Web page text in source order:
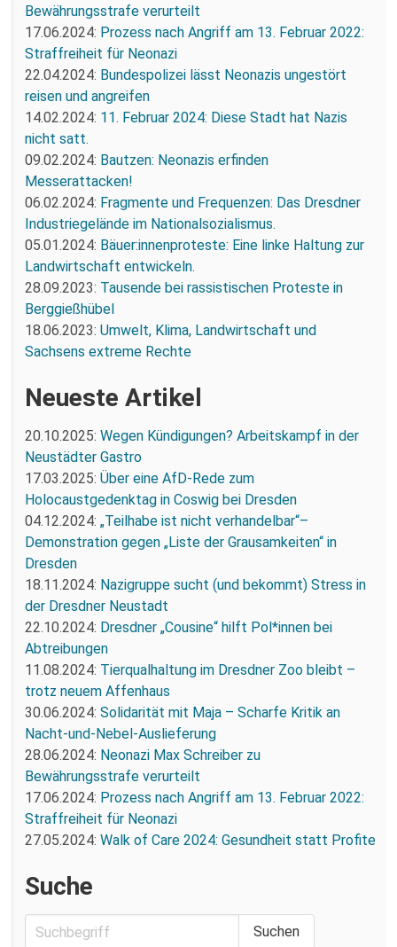
Bewährungsstrafe verurteilt
17.06.2024: Prozess nach Angriff am 13. Februar 2022:
Straffreiheit für Neonazi
22.04.2024: Bundespolizei lässt Neonazis ungestört
reisen und angreifen
14.02.2024: 11. Februar 2024: Diese Stadt hat Nazis
nicht satt.
09.02.2024: Bautzen: Neonazis erfinden
Messerattacken!
06.02.2024: Fragmente und Frequenzen: Das Dresdner
Industriegelände im Nationalsozialismus.
05.01.2024: Bäuer:innenproteste: Eine linke Haltung zur
Landwirtschaft entwickeln.
28.09.2023: Tausende bei rassistischen Proteste in
Berggießhübel
18.06.2023: Umwelt, Klima, Landwirtschaft und
Sachsens extreme Rechte
Neueste Artikel
20.10.2025: Wegen Kündigungen? Arbeitskampf in der
Neustädter Gastro
17.03.2025: Über eine AfD-Rede zum
Holocaustgedenktag in Coswig bei Dresden
04.12.2024: „Teilhabe ist nicht verhandelbar“–
Demonstration gegen „Liste der Grausamkeiten“ in
Dresden
18.11.2024: Nazigruppe sucht (und bekommt) Stress in
der Dresdner Neustadt
22.10.2024: Dresdner „Cousine“ hilft Pol*innen bei
Abtreibungen
11.08.2024: Tierqualhaltung im Dresdner Zoo bleibt –
trotz neuem Affenhaus
30.06.2024: Solidarität mit Maja – Scharfe Kritik an
Nacht-und-Nebel-Auslieferung
28.06.2024: Neonazi Max Schreiber zu
Bewährungsstrafe verurteilt
17.06.2024: Prozess nach Angriff am 13. Februar 2022:
Straffreiheit für Neonazi
27.05.2024: Walk of Care 2024: Gesundheit statt Profite
Suche